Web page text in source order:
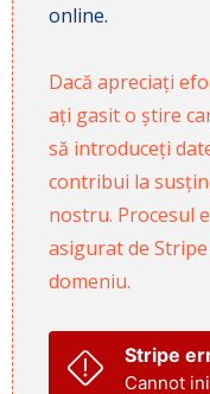
online.
Dacă apreciați
ați gasit o știre
să introduceți
contribui la
nostru. Procesul
asigurat de
domeniu.
Stripe
Cannot